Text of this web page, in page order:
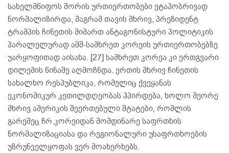
სახელმწიფოს შორის ურთიერთობები ეტაპობრივად
ნორმალიზირდა, მაგრამ თავის მხრივ, პრეზიდენტ
ტრამპის ჩინეთის მიმართ ანტაგონისტური პოლიტიკის
პარალელურად აშშ-სამხრეთ კორეის ურთიერთობებზე
უარყოფითად აისახა. [27] სამხრეთ კორეა კი ერთგვარი
დილემის წინაშე აღმოჩნდა. ერთის მხრივ ჩინეთის
სახალხო რესპუბლიკა, რომელიც ქვეყანას
ეკონომიკურ კეთილდღეობას ჰპირდება, ხოლო მეორე
მხრივ ამერიკის შეერთებული შტატები, რომლის
გარეშეც ჩრ.კორეიდან მომდინარე საფრთხის
ნორმალიზაციასა და რეგიონალური უსაფრთხოების
უზრუნველყოფას ვერ მოახერხებს.